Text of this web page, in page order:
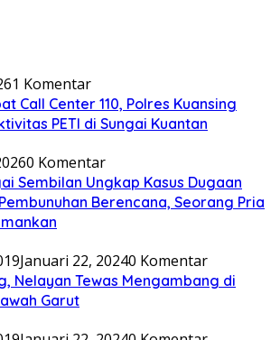
1 Komentar
Call Center 110, Polres Kuansing
PETI di Sungai Kuantan
0 Komentar
Sembilan Ungkap Kasus Dugaan
Berencana, Seorang Pria
Januari 22, 20240 Komentar
Nelayan Tewas Mengambang di
Garut